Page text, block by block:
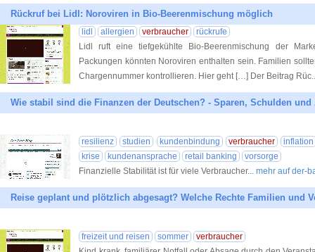
Rückruf bei Lidl: Noroviren in Bio-Beerenmischung möglich
lidl allergien verbraucher
rückrufe
Lidl ruft eine tiefgekühlte Bio-Beerenmischung der
Packungen könnten Noroviren enthalten sein. Familien
Chargennummer kontrollieren. Hier geht […] Der Beitrag Rüc
Wie stabil sind die Finanzen der Deutschen? - Sparen, Schulden
resilienz studien kundenbindung verbraucher
inflation
krise
kundenansprache retail banking
vorsorge
Finanzielle Stabilität ist für viele Verbraucher... mehr auf der-
Reise geplant und plötzlich abgesagt? Welche Rechte Familien und
freizeit und reisen sommer
verbraucher